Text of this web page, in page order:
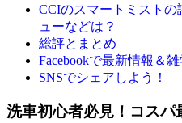
CCIのスマートミスト
ューなどは？
総評とまとめ
Facebookで最新情報＆雑
SNSでシェアしよう！
洗車初心者必見！コスパ